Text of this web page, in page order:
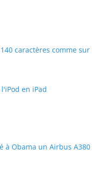
caractères comme sur
en iPad
à Obama un Airbus A380